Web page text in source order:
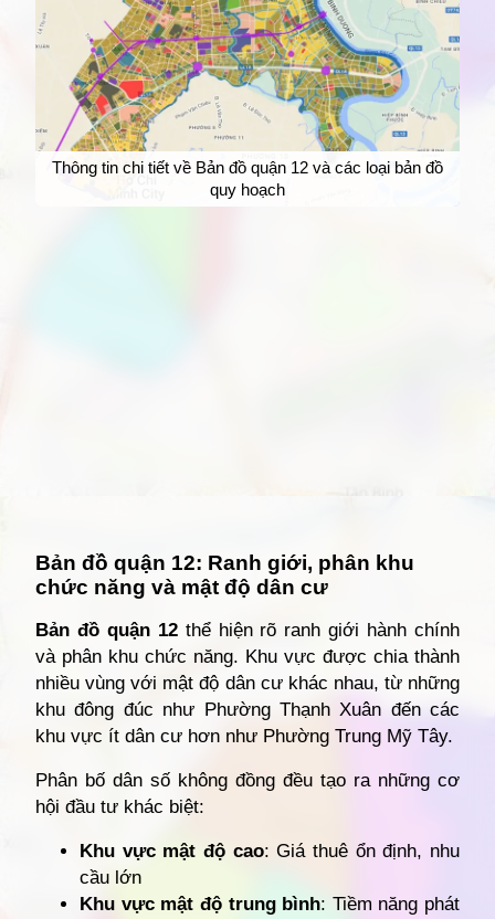
Thông tin chi tiết về Bản đồ quận 12 và các loại bản đồ
quy hoạch
Bản đồ quận 12: Ranh giới, phân khu
chức năng và mật độ dân cư
Bản đồ quận 12thể hiện rõ ranh giới hành chính
và phân khu chức năng. Khu vực được chia thành
nhiều vùng với mật độ dân cư khác nhau, từ những
khu đông đúc như Phường Thạnh Xuân đến các
khu vực ít dân cư hơn như Phường Trung Mỹ Tây.
Phân bố dân số không đồng đều tạo ra những cơ
hội đầu tư khác biệt:
Khu vực mật độ cao: Giá thuê ổn định, nhu
cầu lớn
Khu vực mật độ trung bình: Tiềm năng phát